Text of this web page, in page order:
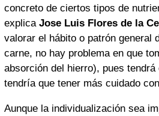
concreto de ciertos tipos de
explica Jose Luis Flores de la
valorar el hábito o patrón general
carne, no hay problema en que
absorción del hierro), pues
tendría que tener más cuidado
Aunque la individualización sea